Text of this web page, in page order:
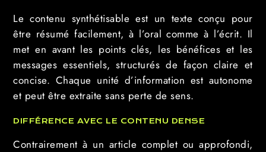
Le contenu synthétisable est un texte conçu pour
être résumé facilement, à l’oral comme à l’écrit. Il
met en avant les points clés, les bénéfices et les
messages essentiels, structurés de façon claire et
concise. Chaque unité d’information est autonome
et peut être extraite sans perte de sens.
DIFFÉRENCE AVEC LE CONTENU DENSE
Contrairement à un article complet ou approfondi,